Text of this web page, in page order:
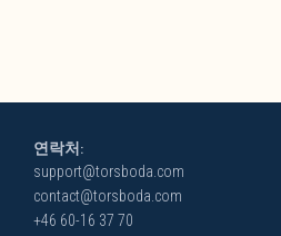
연락처:
support@torsboda.com
contact@torsboda.com
+46 60-16 37 70